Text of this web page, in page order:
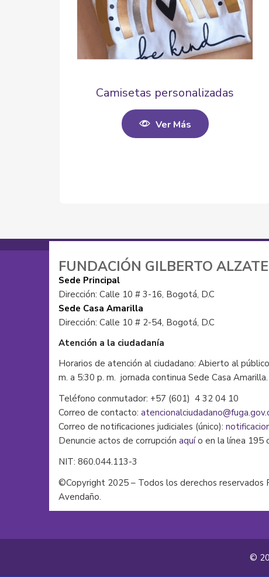
Camisetas personalizadas
Ver Más
FUNDACIÓN GILBERTO
Sede Principal
Dirección: Calle 10 # 3-16, Bogotá, D.C
Sede Casa Amarilla
Dirección: Calle 10 # 2-54, Bogotá, D.C
Atención a la ciudadanía
Horarios de atención al ciudadano: Abierto al
m. a 5:30 p. m. jornada continua Sede Casa Amarilla.
Teléfono conmutador: +57 (601) 4 32 04 10
Correo de contacto:
Correo de notificaciones judiciales (único):
Denuncie actos de corrupción aquío en la línea 195
NIT: 860.044.113-3
©Copyright 2025 – Todos los derechos reservados
Avendaño.
©